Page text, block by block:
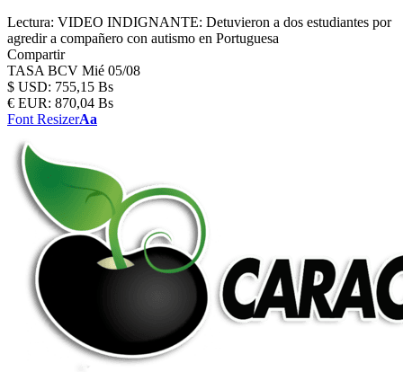
Lectura: VIDEO INDIGNANTE: Detuvieron a dos estudiantes por
agredir a compañero con autismo en Portuguesa
Compartir
TASA BCV Mié 05/08
$ USD: 755,15 Bs
€ EUR: 870,04 Bs
Font ResizerAa